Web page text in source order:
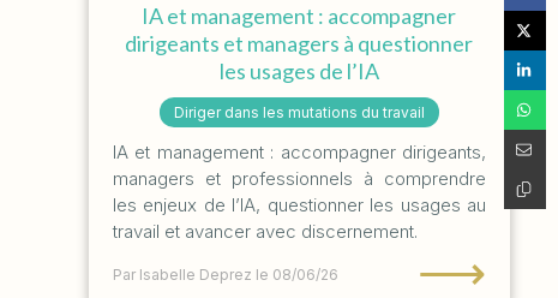
IA et management : accompagner
dirigeants et managers à questionner
les usages de l’IA
Diriger dans les mutations du travail
IA et management : accompagner dirigeants,
managers et professionnels à comprendre
les enjeux de l’IA, questionner les usages au
travail et avancer avec discernement.
Par Isabelle Deprez le 08/06/26 ⟶